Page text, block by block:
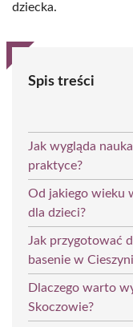
dziecka.
Spis treści
Jak wygląda
praktyce?
Od jakiego wieku
dla dzieci?
Jak przygotować
basenie w
Dlaczego warto
Skoczowie?